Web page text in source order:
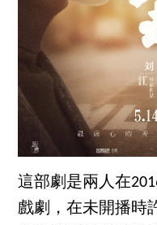
這部劇是兩人在
戲劇，在未開播時